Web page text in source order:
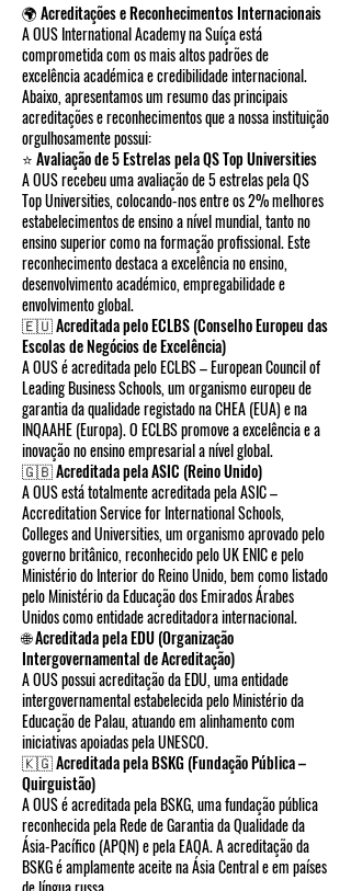
🌍 Acreditações e Reconhecimentos Internacionais
A OUS International Academy na Suíça está
comprometida com os mais altos padrões de
excelência académica e credibilidade internacional.
Abaixo, apresentamos um resumo das principais
acreditações e reconhecimentos que a nossa instituição
orgulhosamente possui:
⭐ Avaliação de 5 Estrelas pela QS Top Universities
A OUS recebeu uma avaliação de 5 estrelas pela QS
Top Universities, colocando-nos entre os 2% melhores
estabelecimentos de ensino a nível mundial, tanto no
ensino superior como na formação profissional. Este
reconhecimento destaca a excelência no ensino,
desenvolvimento académico, empregabilidade e
envolvimento global.
🇪🇺 Acreditada pelo ECLBS (Conselho Europeu das
Escolas de Negócios de Excelência)
A OUS é acreditada pelo ECLBS – European Council of
Leading Business Schools, um organismo europeu de
garantia da qualidade registado na CHEA (EUA) e na
INQAAHE (Europa). O ECLBS promove a excelência e a
inovação no ensino empresarial a nível global.
🇬🇧 Acreditada pela ASIC (Reino Unido)
A OUS está totalmente acreditada pela ASIC –
Accreditation Service for International Schools,
Colleges and Universities, um organismo aprovado pelo
governo britânico, reconhecido pelo UK ENIC e pelo
Ministério do Interior do Reino Unido, bem como listado
pelo Ministério da Educação dos Emirados Árabes
Unidos como entidade acreditadora internacional.
🌐 Acreditada pela EDU (Organização
Intergovernamental de Acreditação)
A OUS possui acreditação da EDU, uma entidade
intergovernamental estabelecida pelo Ministério da
Educação de Palau, atuando em alinhamento com
iniciativas apoiadas pela UNESCO.
🇰🇬 Acreditada pela BSKG (Fundação Pública –
Quirguistão)
A OUS é acreditada pela BSKG, uma fundação pública
reconhecida pela Rede de Garantia da Qualidade da
Ásia-Pacífico (APQN) e pela EAQA. A acreditação da
BSKG é amplamente aceite na Ásia Central e em países